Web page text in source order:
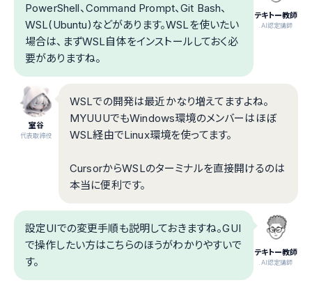
テキトー教師
.AI認定講師
PowerShell、Command Prompt、Git Bash、
WSL(Ubuntu)などがあります。WSLを使いたい
場合は、まずWSL自体をインストールしておく必
要がありますね。
室谷
代表取締役
WSLでの開発は最近かなり増えてますよね。
MYUUUでもWindows環境のメンバーはほぼ
WSL経由でLinux環境を使ってます。
CursorからWSLのターミナルを直接開けるのは
本当に便利です。
テキトー教師
.AI認定講師
設定UIでの変更手順も説明しておきますね。GUI
で操作したい方はこちらのほうがわかりやすいで
す。